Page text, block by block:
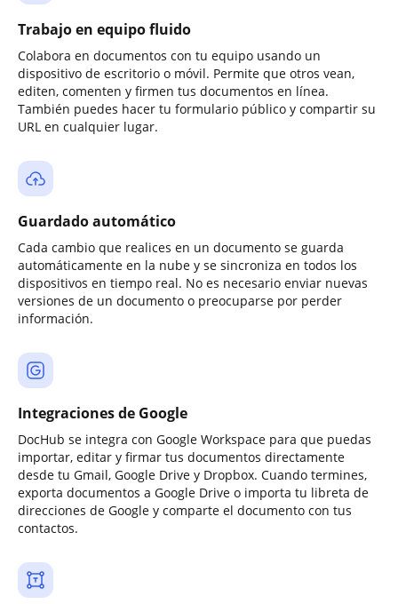
Trabajo en equipo fluido
Colabora en documentos con tu equipo usando un
dispositivo de escritorio o móvil. Permite que otros vean,
editen, comenten y firmen tus documentos en línea.
También puedes hacer tu formulario público y compartir su
URL en cualquier lugar.
Guardado automático
Cada cambio que realices en un documento se guarda
automáticamente en la nube y se sincroniza en todos los
dispositivos en tiempo real. No es necesario enviar nuevas
versiones de un documento o preocuparse por perder
información.
Integraciones de Google
DocHub se integra con Google Workspace para que puedas
importar, editar y firmar tus documentos directamente
desde tu Gmail, Google Drive y Dropbox. Cuando termines,
exporta documentos a Google Drive o importa tu libreta de
direcciones de Google y comparte el documento con tus
contactos.